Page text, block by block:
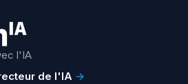
l'IA
de l'IA →